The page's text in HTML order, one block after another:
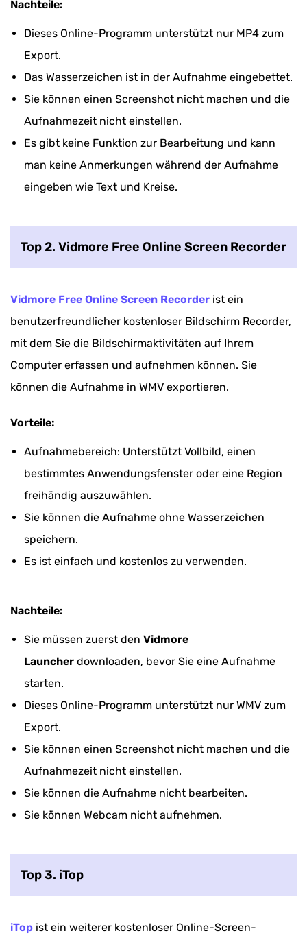
Nachteile:
Dieses Online-Programm unterstützt nur MP4 zum
Export.
Das Wasserzeichen ist in der Aufnahme eingebettet.
Sie können einen Screenshot nicht machen und die
Aufnahmezeit nicht einstellen.
Es gibt keine Funktion zur Bearbeitung und kann
man keine Anmerkungen während der Aufnahme
eingeben wie Text und Kreise.
Top 2. Vidmore Free Online Screen Recorder
Vidmore Free Online Screen Recorder ist ein
benutzerfreundlicher kostenloser Bildschirm Recorder,
mit dem Sie die Bildschirmaktivitäten auf Ihrem
Computer erfassen und aufnehmen können. Sie
können die Aufnahme in WMV exportieren.
Vorteile:
Aufnahmebereich: Unterstützt Vollbild, einen
bestimmtes Anwendungsfenster oder eine Region
freihändig auszuwählen.
Sie können die Aufnahme ohne Wasserzeichen
speichern.
Es ist einfach und kostenlos zu verwenden.
Nachteile:
Sie müssen zuerst den Vidmore
Launcher downloaden, bevor Sie eine Aufnahme
starten.
Dieses Online-Programm unterstützt nur WMV zum
Export.
Sie können einen Screenshot nicht machen und die
Aufnahmezeit nicht einstellen.
Sie können die Aufnahme nicht bearbeiten.
Sie können Webcam nicht aufnehmen.
Top 3. iTop
iTop ist ein weiterer kostenloser Online-Screen-